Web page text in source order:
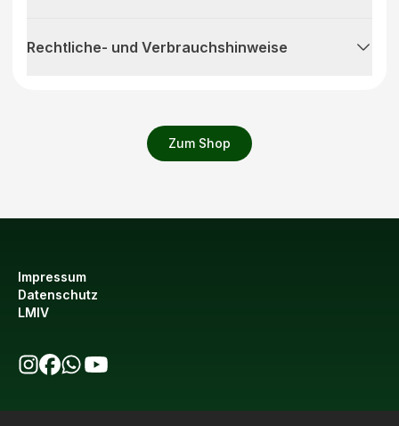
Zum Shop
Rechtliche- und Verbrauchshinweise
Impressum
Datenschutz
LMIV